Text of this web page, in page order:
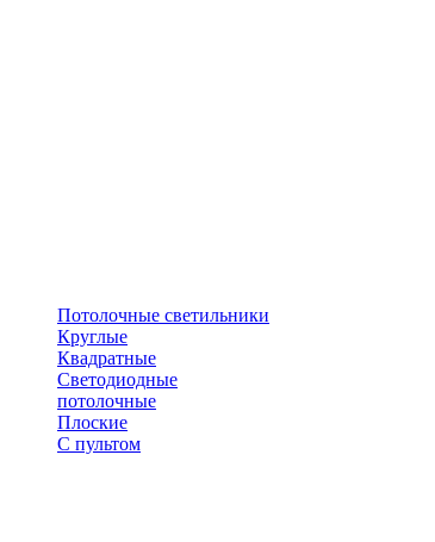
Потолочные светильники
Круглые
Квадратные
Светодиодные
потолочные
Плоские
С пультом